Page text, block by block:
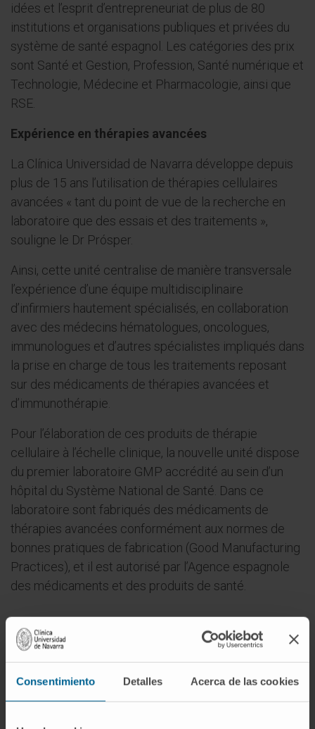
Consentimiento Detalles Acerca de las cookies
idées et l’esprit d’entrepreneuriat de plus de 80
institutions et organisations publiques et privées du
système de santé espagnol. Les catégories des prix
sont Santé et Gestion, Profession, Santé numérique et
Technologie, Médecine et Pharmacologie, ainsi que
RSE.
Expérience en thérapies avancées
La Clínica Universidad de Navarra développe depuis
plus de 15 ans l’utilisation de thérapies cellulaires
avancées « tant du point de vue de la recherche en
laboratoire que des essais et des traitements »,
souligne le Dr Prósper.
Ainsi, cette unité centralise de manière transversale
l’expérience d’une équipe multidisciplinaire
d’infirmiers hautement spécialisés, en collaboration
avec des médecins hématologues, oncologues,
immunologues et d’autres spécialistes impliqués dans
la prise en charge de tous les traitements reposant
sur des médicaments de thérapies avancées et
d’immunothérapie.
Pour l’élaboration de ces produits de thérapie
cellulaire à l’échelle clinique, la nouvelle unité dispose
du premier laboratoire GMP accrédité au sein d’un
hôpital du Système National de Santé. Dans ce
laboratoire sont fabriqués des médicaments de
thérapies avancées conformément aux normes de
bonnes pratiques de fabrication (Good Manufacturing
Practices), et il est autorisé par l’Agence espagnole
des médicaments et des produits de santé.